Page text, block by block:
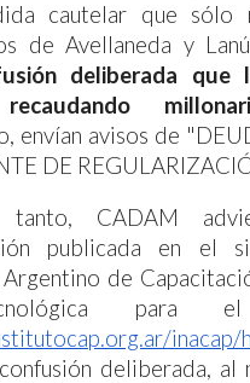
cautelar que sólo
de Avellaneda y
deliberada que
envían avisos de
DE
CADAM
publicada en el
de
para el
inacap/
deliberada, al